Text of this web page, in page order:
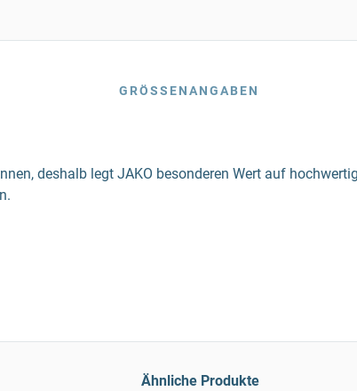
GRÖSSENANGABEN
deshalb legt JAKO besonderen Wert auf
Ähnliche Produkte